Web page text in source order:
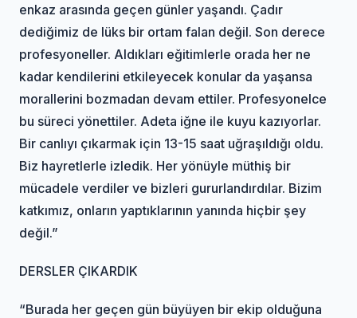
enkaz arasında geçen günler yaşandı. Çadır
dediğimiz de lüks bir ortam falan değil. Son derece
profesyoneller. Aldıkları eğitimlerle orada her ne
kadar kendilerini etkileyecek konular da yaşansa
morallerini bozmadan devam ettiler. Profesyonelce
bu süreci yönettiler. Adeta iğne ile kuyu kazıyorlar.
Bir canlıyı çıkarmak için 13-15 saat uğraşıldığı oldu.
Biz hayretlerle izledik. Her yönüyle müthiş bir
mücadele verdiler ve bizleri gururlandırdılar. Bizim
katkımız, onların yaptıklarının yanında hiçbir şey
değil.”
DERSLER ÇIKARDIK
“Burada her geçen gün büyüyen bir ekip olduğuna